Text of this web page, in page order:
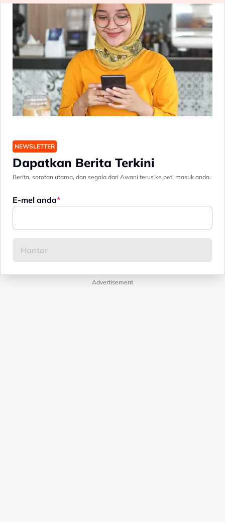
NEWSLETTER
Dapatkan Berita Terkini
Berita, sorotan utama, dan segala dari Awani terus ke peti masuk anda.
E-mel anda
Advertisement